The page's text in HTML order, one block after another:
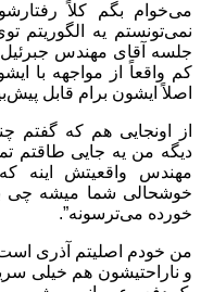
می‌خوام بگم کلاً
نمی‌تونستم یه الگوریتم
جلسه آقای مهندس
کم واقعاً از مواجهه با
اصلاً ایشون برام قابل
از اونجایی هم که
دیگه من یه جایی طاقتم
مهندس واقعیتش اینه
خوشحالی شما میشه چی
خورده می‌ترسونه”.
من خودم اصلیتم آذری
و ناراحتیشون هم خیلی